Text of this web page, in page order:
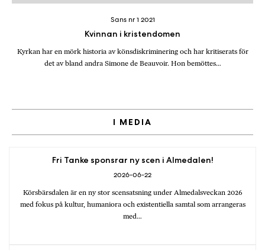
Kvinnan i kristendomen
Sans nr 1 2021
Kyrkan har en mörk historia av könsdiskriminering och har kritiserats för
det av bland andra Simone de Beauvoir. Hon bemöttes…
I MEDIA
2026-06-22
Fri Tanke sponsrar ny scen i Almedalen!
Körsbärsdalen är en ny stor scensatsning under Almedalsveckan 2026
med fokus på kultur, humaniora och existentiella samtal som arrangeras
med…